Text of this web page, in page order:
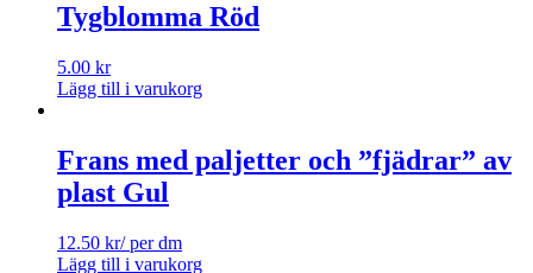
Tygblomma Röd
5.00 kr
Lägg till i varukorg
Frans med paljetter och ”fjädrar” av
plast Gul
12.50 kr/ per dm
Lägg till i varukorg